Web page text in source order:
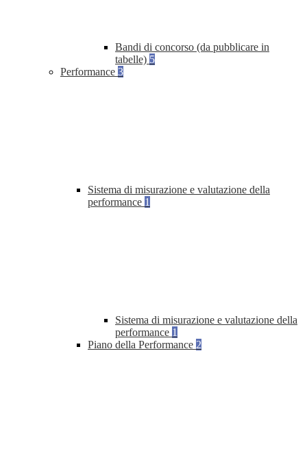
Bandi di concorso (da pubblicare in
tabelle) 5
Performance 3
Sistema di misurazione e valutazione della
performance 1
Sistema di misurazione e valutazione della
performance 1
Piano della Performance 2